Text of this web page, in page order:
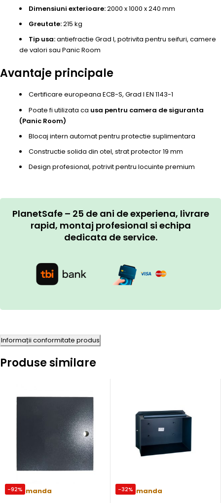
Dimensiuni exterioare:2000 x 1000 x 240 mm
Greutate:215 kg
Tip usa:antiefractie Grad I, potrivita pentru seifuri, camere
de valori sau Panic Room
Avantaje principale
Certificare europeana ECB-S, Grad I EN 1143-1
Poate fi utilizata ca usa pentru camera de siguranta
(Panic Room)
Blocaj intern automat pentru protectie suplimentara
Constructie solida din otel, strat protector 19 mm
Design profesional, potrivit pentru locuinte premium
PlanetSafe – 25 de ani de experiena, livrare
rapid, montaj profesional si echipa
dedicata de service.
Informații conformitate produs
Produse similare
-92%
Precomanda
-32%
Precomanda